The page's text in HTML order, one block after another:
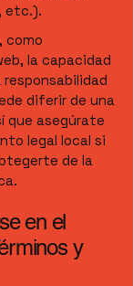
etc.).
como
la capacidad
diferir de una
que asegúrate
legal local si
de la
en el
y